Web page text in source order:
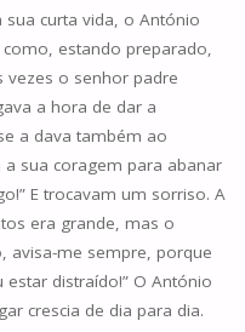
curta vida, o António
estando preparado,
vezes o senhor padre
a hora de dar a
a dava também ao
sua coragem para abanar
E trocavam um sorriso. A
era grande, mas o
avisa-me sempre, porque
distraído!” O António
crescia de dia para dia.